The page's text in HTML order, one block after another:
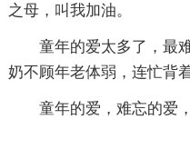
之母，叫我加油。
童年的爱太多了，最
奶不顾年老体弱，连忙背
童年的爱，难忘的爱